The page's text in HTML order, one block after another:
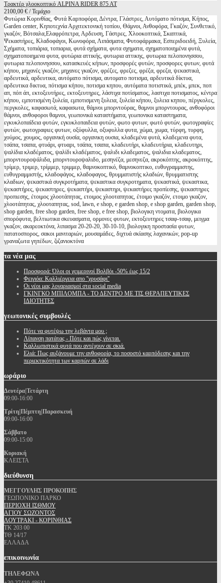
Τρακτέρ χλοοκοπτικό ALPINA RIDER 875 AT
2100,00 € / Τεμάχιο
Φυτώρια Κορινθίας, Φυτά Καρποφόρα, Δέντρα, Γλάστρες, Αυτόματο πότισμα, Κήπος,
Garden center, Κηποτεχνία Αρχιτεκτονική τοπίου, Θάμνοι, Ανθοφόρα, Γκαζόν, Συνθετικό,
γκαζόν, Βότσαλα,Ελαφρόπετρα, Αρδευση, Γάστρες, Χλοοκοπτικά, Σκαπτικά,
Ψεκαστήρες, Κλαδοφάγοι, Κωνοφόρα, Λιπάσματα, Φυτοφάρμακα, Εσπεριδοειδή, Ξυλεία,
Σχήματα, τοπιάρια, τοπιαρια, φυτά σχήματα, φυτα σχηματα, σχηματοποιημένα φυτά,
σχηματοποιημενα φυτα, φυτώρια αττικής, φυτωρια αττικης, φυτωρια πελοπονησσου,
φυτωρια πελοπονησσου, κατασκευές κήπων, προσφορές φυτών, προσφορες φυτων, φυτά
κήπου, μηχανές γκαζόν, μηχανες γκαζον, φρέζες, φρεζες, φρέζα, φρεζα, ψεκαστικά,
αρδευτικά, αρδευτικα, αυτόματο πότισμα, αυτοματο ποτισμα, αρδευτικά δίκτυα,
αρδευτικα δικτυα, πότισμα κήπου, ποτισμα κηπου, αυτόματα ποτιστικά, μπέκ, μπεκ, ποπ
απ, πόπ άπ, εκτοξευτήρες, εκτοξευτηρες, λάστιχα ποτίσματος, λαστιχα ποτισματος, κέντρα
κήπου, εμποτισμένη ξυλεία, εμποτισμενη ξυλεια, ξυλεία κήπου, ξυλεια κηπου, πέργκολες,
περγκολες, καφασωτά, καφασωτα, θάμνοι μπορντούρας, θαμνοι μπορντουρας, ανθοφόροι
θάμνοι, ανθοφοροι θαμνοι, γεωπονικά καταστήματα, γεωπονικα καταστηματα,
εγκυκλοπαίδεια φυτών, εγκυκλοπαιδεια φυτών, φωτο φυτων, φωτό φυτών, φωτογραφίες
φυτών, φωτογραφιες φυτων, οξύφυλλα, οξυφυλλα φυτα, χώμα, χωμα, τύρφη, τυρφη,
χούμος, χουμος, οργανική ουσία, οργανικη ουσια, κλαδεμένα φυτά, κλαδεμενα φυτα,
τσάπα, τσαπα, φτυάρι, φτυαρι, τσάπα, τσαπα, κλαδευτήρι, κλαδευτήρια, κλαδευτηρι,
ψαλίδια κλαδέματος, ψαλίδι κλαδέματος, ψαλιδι κλαδεματος, ψαλιδια κλαδεματος,
μπορντουροψάλιδα, μπορντουροψαλιδο, μεσηνέζα, μεσηνεζα, ακροκόπτης, ακροκόπτης,
τρίμερ, τριμερ, τρίμμερ, τριμμερ, θαμνοκοπτικό, θαμνοκοπτικο, ευθυγραμμιστης,
ευθυγραμμιστής, κλαδοφάγος, κλαδοφαγος, θρυμματιστής κλαδιών, θρυμματιστης
κλαδιων, ψεκαστικά συγκροτήματα, ψεκαστικα συγκροτηματα, ψεκαστικά, ψεκαστικα,
ψεκαστήρες, ψεκαστηρες, ψεκαστήρι, ψεκαστηρι, ψεκαστήρες προπίεσης, ψεκαστηρες
προπιεσης, έτοιμος χλοοτάπητας, ετοιμος χλοοταπητας, έτοιμο γκαζόν, ετοιμο γκαζον,
χλοοτάπητας, χλοοταπητας, sod, lawn, e shop, e garden shop, e shop garden, garden shop,
shop garden, free shop garden, free shop, e free shop, βιολογικη ντοματα, βιολογικα
σπορόφυτα, βελτιωτικα σκευασματα, ορμονες φυτων, εκτοξευτηρες τσαφ-τσαφ, μειγμα
γκαζον, ακαρεοκτόνα, λιπασμα 20-20-20, 30-10-10, βιολογικη προστασία φυτων,
πατατοσπορος, σακοι μανιταριών, μουσαμάδες, διχτυά σκίασης λαχανικών, pop-up
γραναζωτα γηπέδων, ζιζανιοκτόνα
τα νέα μας
Προσφορά: Όλοι οι χειμερινοί Βολβόι -50% έως 15/2
Φειγιόα: Καλλιέργεια απο ''χρυσάφι''
Oι νέοι μας λογαριασμοί στα social media
ΓΚΙΝΓΚΟ ΜΠΙΛΟΜΠΑ - ΤΟ ΔΕΝΤΡΟ ΜΕ ΤΙΣ ΘΕΡΑΠΕΥΤΙΚΕΣ
ΙΔΙΟΤΗΤΕΣ
γεωπονικές συμβουλές
Πότε να φυτέψω την λεβάντα μου ;
Λίπανση πατάτας - Πότε και πώς γίνεται.
Καλλωπιστικά φυτά που αντέχουν σε σκιά.
Ελιά: Πως αυξάνουμε την ανθοφορία, το ποσοστό καρπόδεσης και την
περιεκτικότητα των καρπών σε λάδι
ωράριο
Δευτέρα|Τετάρτη
09:00-16:00
Τρίτη|Πέμπτη|Παρασκευή
09:00-16:00
Σάββατο
09:00-15:00
Κυριακή
ΚΛΕΙΣΤΑ
διεύθυνση
ΜΕΓΓΟΥΛΗΣ ΠΡΟΚΟΠΗΣ
ΓΕΩΠΟΝΙΚΟ ΠΑΡΚΟ
ΠΕΡΙΟΧΗ ΙΣΘΜΟΥ
ΑΓΙΟΥ ΣΩΖΟΝΤΟΣ
ΛΟΥΤΡΑΚΙ - ΚΟΡΙΝΘΙΑΣ
ΤΚ 203 00
ΤΘ 14/17
ΕΛΛΑΔΑ
επικοινωνία
ΤΗΛΕΦΩΝΑ